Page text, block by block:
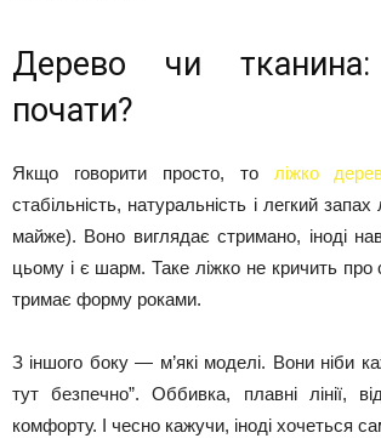
Дерево чи
почати?
Якщо говорити просто, то ліжко
стабільність, натуральність і легкий запах
майже). Воно виглядає стримано, іноді
цьому і є шарм. Таке ліжко не кричить про
тримає форму роками.
З іншого боку — м’які моделі. Вони ніби
тут безпечно”. Оббивка, плавні лінії,
комфорту. І чесно кажучи, іноді хочеться